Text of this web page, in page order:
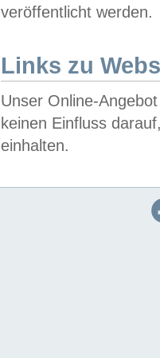
veröffentlicht werden.
Links zu
Unser Online-
keinen Einfluss
einhalten.